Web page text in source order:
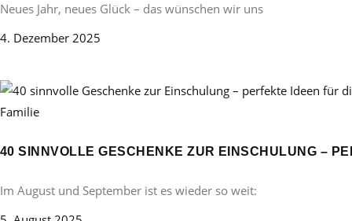
Neues Jahr, neues Glück – das wünschen wir uns
4. Dezember 2025
Familie
40 SINNVOLLE GESCHENKE ZUR EINSCHULUNG –
Im August und September ist es wieder so weit: